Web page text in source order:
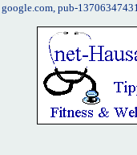
google.com, pub-